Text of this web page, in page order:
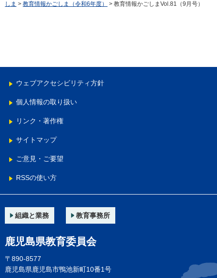
しま > 教育情報かごしま（令和6年度） > 教育情報かごしまVol.81（9月号）
ウェブアクセシビリティ方針
個人情報の取り扱い
リンク・著作権
サイトマップ
ご意見・ご要望
RSSの使い方
組織と業務 教育事務所
鹿児島県教育委員会
〒890-8577
鹿児島県鹿児島市鴨池新町10番1号